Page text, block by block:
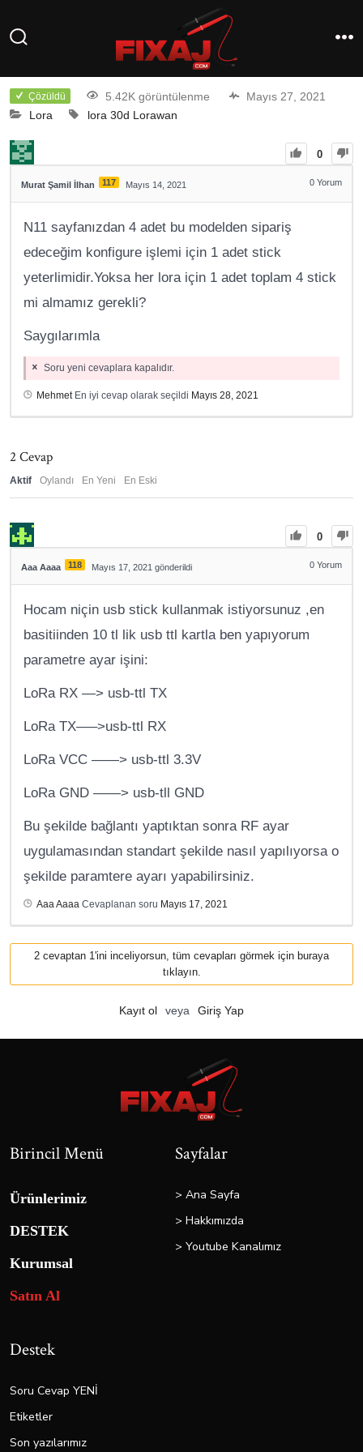
Çözüldü 5.42K görüntülenme
Mayıs 27, 2021
Lora
lora 30d Lorawan
0
Murat Şamil İlhan 117 Mayıs 14, 2021 0 Yorum
N11 sayfanızdan 4 adet bu modelden sipariş
edeceğim konfigure işlemi için 1 adet stick
yeterlimidir.Yoksa her lora için 1 adet toplam 4 stick
mi almamız gerekli?
Saygılarımla
Soru yeni cevaplara kapalıdır.
MehmetEn iyi cevap olarak seçildi Mayıs 28, 2021
2 Cevap
Aktif Oylandı En Yeni En Eski
0
Aaa Aaaa 118 Mayıs 17, 2021 gönderildi 0 Yorum
Hocam niçin usb stick kullanmak istiyorsunuz ,en
basitiinden 10 tl lik usb ttl kartla ben yapıyorum
parametre ayar işini:
LoRa RX —> usb-ttl TX
LoRa TX—–>usb-ttl RX
LoRa VCC ——> usb-ttl 3.3V
LoRa GND ——> usb-tll GND
Bu şekilde bağlantı yaptıktan sonra RF ayar
uygulamasından standart şekilde nasıl yapılıyorsa o
şekilde paramtere ayarı yapabilirsiniz.
Aaa AaaaCevaplanan soru Mayıs 17, 2021
2 cevaptan 1'ini inceliyorsun, tüm cevapları görmek için buraya
tıklayın.
Kayıt ol veya Giriş Yap
Birincil Menü
Ürünlerimiz
DESTEK
Kurumsal
Satın Al
Sayfalar
> Ana Sayfa
> Hakkımızda
> Youtube Kanalımız
Destek
Soru Cevap YENİ
Etiketler
Son yazılarımız